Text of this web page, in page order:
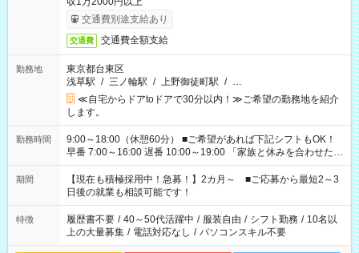
交通費別途支給あり
交通費 交通費全額支給
勤務地
東京都台東区
浅草駅 / 三ノ輪駅 / 上野御徒町駅 / …
≪自宅からドアtoドアで30分以内！≫ご希望の勤務地を紹介
します。
勤務時間
9:00～18:00（休憩60分） ■ご希望があれば下記シフトもOK！
早番 7:00～16:00 遅番 10:00～19:00 「家族と休みを合わせた
い」 「余裕を持って夕飯の準備がしたい」 「できれば残業はし
たくない」 など、ご希望を教えてくださいね。 ※Wワーク希望
の方へ 今ご覧のお仕事で希望する勤務時間と、もう1つのお仕事
の勤務時間。 合計で週40時間を超える場合は応募できません。
期間
【現在も積極採用中！急募！】2カ月～ ■ご応募から最短2～3
日後の就業も相談可能です！
特徴 履歴書不要 / 40～50代活躍中 / 服装自由 / シフト勤務 / 10名以
上の大量募集 / 電話対応なし / パソコンスキル不要